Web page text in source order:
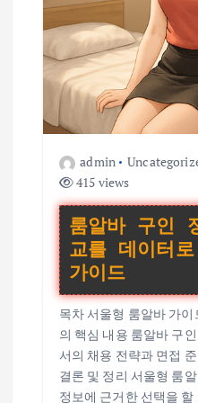
admin
415 views
룸알바 구인
교를 데이터
가이드
목차 서울형 룸알바 가
의 핵심 내용 룸알바 구
서의 채용 전략과 면접
결론 및 정리 서울형 룸
정보에 근거한 선택을